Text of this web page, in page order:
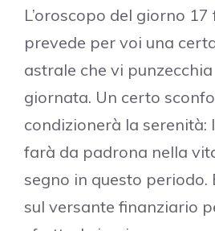
L’oroscopo del giorno
prevede per voi una
astrale che vi
giornata. Un certo
condizionerà la serenità:
farà da padrona nella
segno in questo periodo.
sul versante finanziario